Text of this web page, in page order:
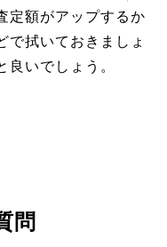
定額がアップするか
で拭いておきましょ
良いでしょう。
問